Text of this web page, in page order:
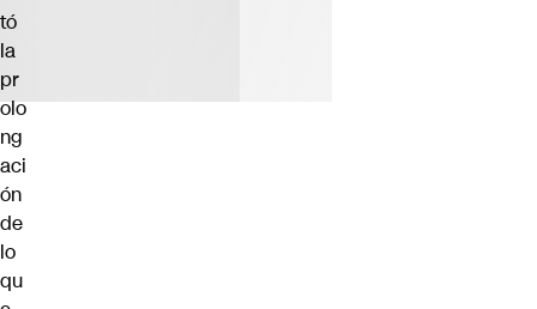
tó
la
pr
olo
ng
aci
ón
de
lo
qu